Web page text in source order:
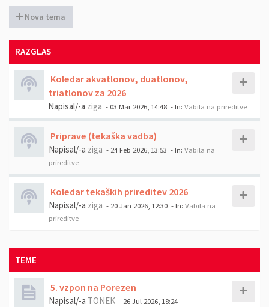
Nova tema
RAZGLAS
Koledar akvatlonov, duatlonov,
triatlonov za 2026
Napisal/-a ziga - 03 Mar 2026, 14:48 - In: Vabila na prireditve
Priprave (tekaška vadba)
Napisal/-a ziga - 24 Feb 2026, 13:53 - In: Vabila na
prireditve
Koledar tekaških prireditev 2026
Napisal/-a ziga - 20 Jan 2026, 12:30 - In: Vabila na
prireditve
TEME
5. vzpon na Porezen
Napisal/-a TONEK - 26 Jul 2026, 18:24